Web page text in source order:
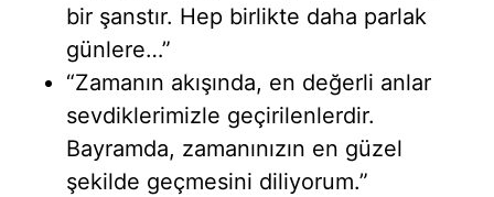
bir şanstır. Hep birlikte daha parlak
günlere…”
“Zamanın akışında, en değerli anlar
sevdiklerimizle geçirilenlerdir.
Bayramda, zamanınızın en güzel
şekilde geçmesini diliyorum.”